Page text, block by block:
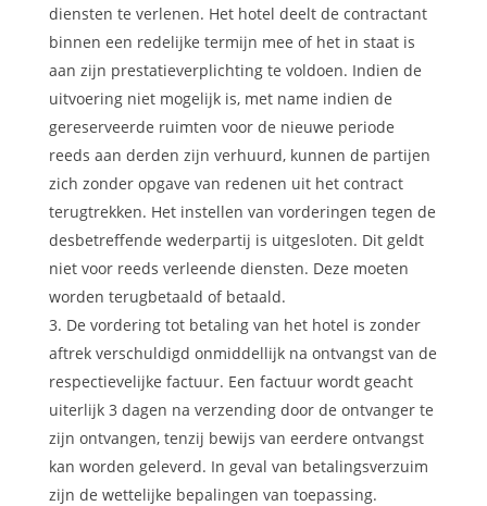
diensten te verlenen. Het hotel deelt de contractant
binnen een redelijke termijn mee of het in staat is
aan zijn prestatieverplichting te voldoen. Indien de
uitvoering niet mogelijk is, met name indien de
gereserveerde ruimten voor de nieuwe periode
reeds aan derden zijn verhuurd, kunnen de partijen
zich zonder opgave van redenen uit het contract
terugtrekken. Het instellen van vorderingen tegen de
desbetreffende wederpartij is uitgesloten. Dit geldt
niet voor reeds verleende diensten. Deze moeten
worden terugbetaald of betaald.
De vordering tot betaling van het hotel is zonder
aftrek verschuldigd onmiddellijk na ontvangst van de
respectievelijke factuur. Een factuur wordt geacht
uiterlijk 3 dagen na verzending door de ontvanger te
zijn ontvangen, tenzij bewijs van eerdere ontvangst
kan worden geleverd. In geval van betalingsverzuim
zijn de wettelijke bepalingen van toepassing.